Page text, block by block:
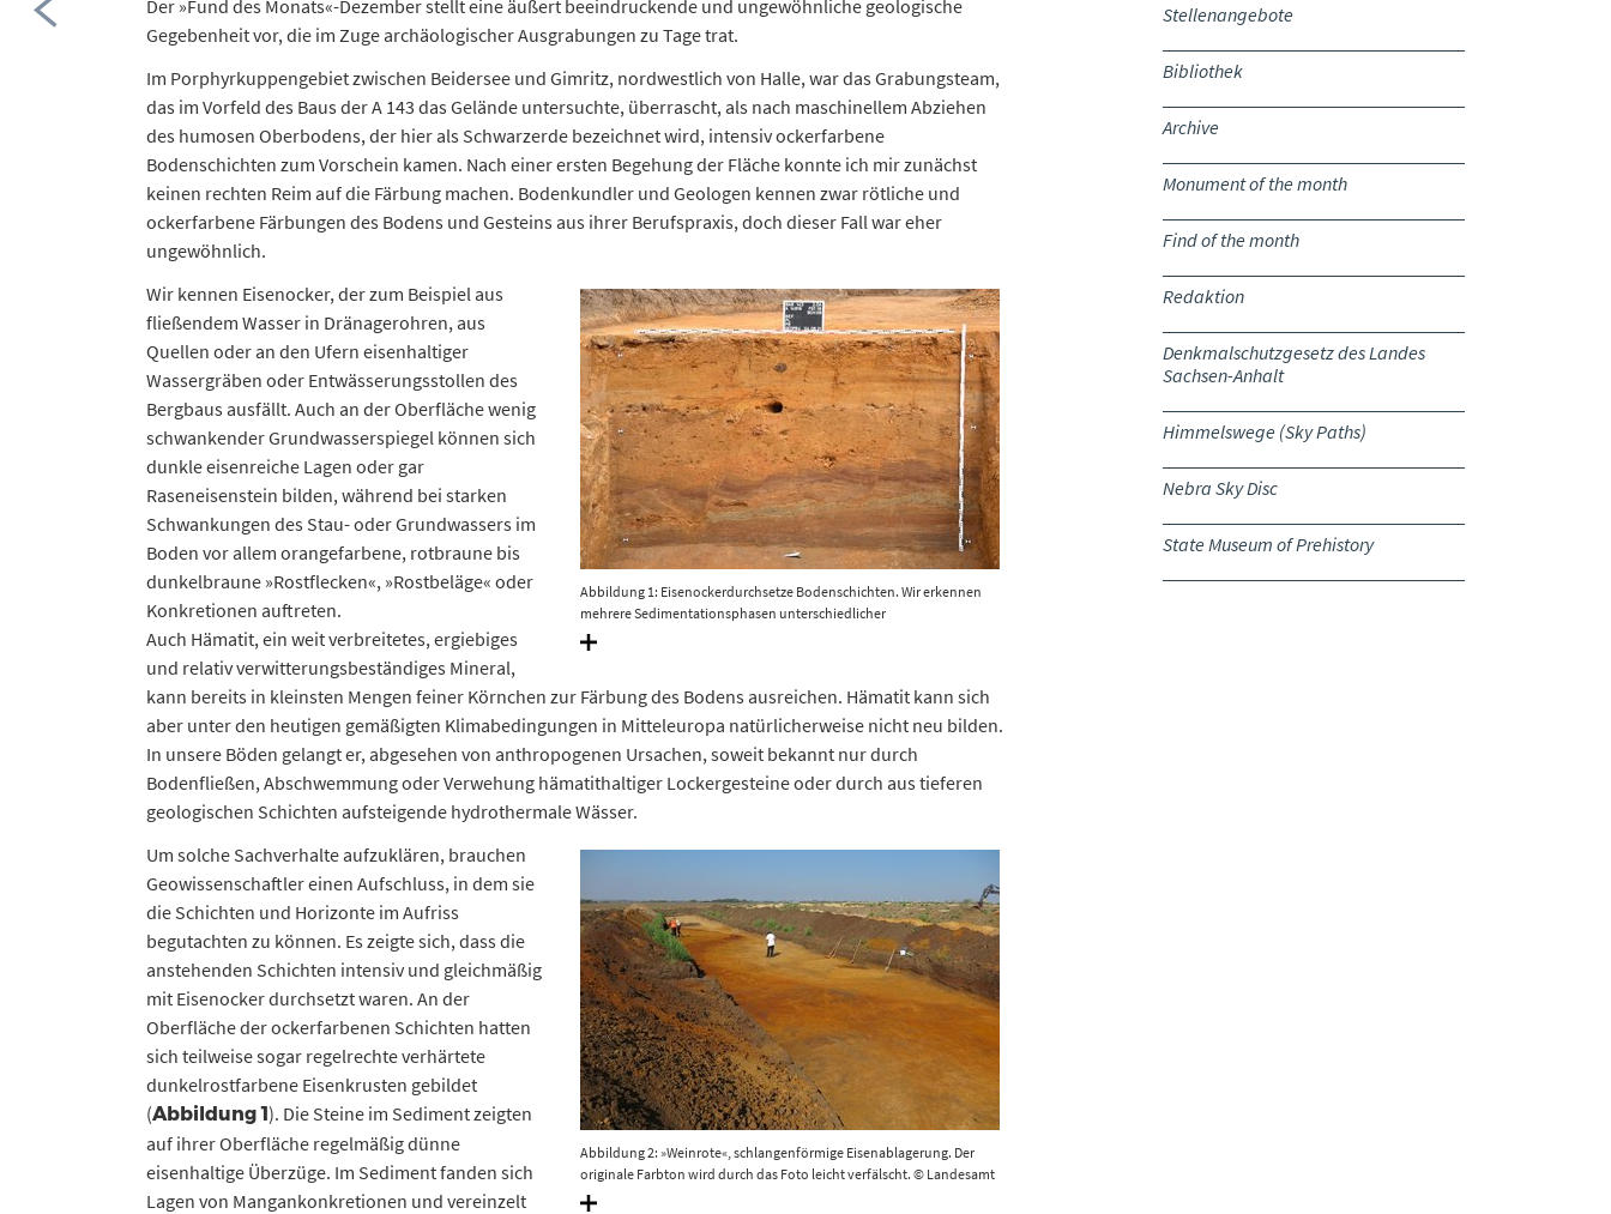
Der »Fund des Monats«-Dezember stellt eine äußert beeindruckende und ungewöhnliche geologische
Gegebenheit vor, die im Zuge archäologischer Ausgrabungen zu Tage trat.
Im Porphyrkuppengebiet zwischen Beidersee und Gimritz, nordwestlich von Halle, war das Grabungsteam,
das im Vorfeld des Baus der A 143 das Gelände untersuchte, überrascht, als nach maschinellem Abziehen
des humosen Oberbodens, der hier als Schwarzerde bezeichnet wird, intensiv ockerfarbene
Bodenschichten zum Vorschein kamen. Nach einer ersten Begehung der Fläche konnte ich mir zunächst
keinen rechten Reim auf die Färbung machen. Bodenkundler und Geologen kennen zwar rötliche und
ockerfarbene Färbungen des Bodens und Gesteins aus ihrer Berufspraxis, doch dieser Fall war eher
ungewöhnlich.
Abbildung 1: Eisenockerdurchsetze Bodenschichten. Wir erkennen
mehrere Sedimentationsphasen unterschiedlicher
Ablagerungsdynamik und zwei Erosionsdiskordanzen, die auf
Schichtlücken hinweisen. Bei diesen Erosionskordanzen handelt es
entstehen zum Beispiel durch Erosion. Das untere Schichtpaket zeigt
nachträgliche Deformationen des Schichtverbandes und ehemalige
schmale Risse, die mit dem darüberliegenden Sediment verfüllt sind.
© Landesamt für Denkmalpflege und Archäologie Sachsen-Anhalt.
Wir kennen Eisenocker, der zum Beispiel aus
fließendem Wasser in Dränagerohren, aus
Quellen oder an den Ufern eisenhaltiger
Wassergräben oder Entwässerungsstollen des
Bergbaus ausfällt. Auch an der Oberfläche wenig
schwankender Grundwasserspiegel können sich
dunkle eisenreiche Lagen oder gar
Raseneisenstein bilden, während bei starken
Schwankungen des Stau- oder Grundwassers im
Boden vor allem orangefarbene, rotbraune bis
dunkelbraune »Rostflecken«, »Rostbeläge« oder
Konkretionen auftreten.
Auch Hämatit, ein weit verbreitetes, ergiebiges
und relativ verwitterungsbeständiges Mineral,
kann bereits in kleinsten Mengen feiner Körnchen zur Färbung des Bodens ausreichen. Hämatit kann sich
aber unter den heutigen gemäßigten Klimabedingungen in Mitteleuropa natürlicherweise nicht neu bilden.
In unsere Böden gelangt er, abgesehen von anthropogenen Ursachen, soweit bekannt nur durch
Bodenfließen, Abschwemmung oder Verwehung hämatithaltiger Lockergesteine oder durch aus tieferen
geologischen Schichten aufsteigende hydrothermale Wässer.
Abbildung 2: »Weinrote«, schlangenförmige Eisenablagerung. Der
originale Farbton wird durch das Foto leicht verfälscht. © Landesamt
für Geologie und Bergwesen Sachsen-Anhalt
Um solche Sachverhalte aufzuklären, brauchen
Geowissenschaftler einen Aufschluss, in dem sie
die Schichten und Horizonte im Aufriss
begutachten zu können. Es zeigte sich, dass die
anstehenden Schichten intensiv und gleichmäßig
mit Eisenocker durchsetzt waren. An der
Oberfläche der ockerfarbenen Schichten hatten
sich teilweise sogar regelrechte verhärtete
dunkelrostfarbene Eisenkrusten gebildet
(Abbildung 1). Die Steine im Sediment zeigten
auf ihrer Oberfläche regelmäßig dünne
eisenhaltige Überzüge. Im Sediment fanden sich
Lagen von Mangankonkretionen und vereinzelt
Stellenangebote
Bibliothek
Archive
Monument of the month
Find of the month
Redaktion
Denkmalschutzgesetz des Landes
Sachsen-Anhalt
Himmelswege (Sky Paths)
Nebra Sky Disc
State Museum of Prehistory